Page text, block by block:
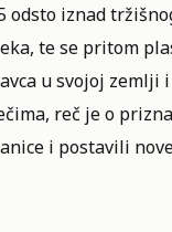
odsto iznad
te se pritom
u svojoj zemlji
reč je o
i postavili